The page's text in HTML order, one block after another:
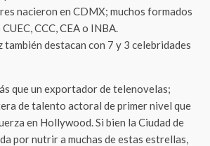
nacieron en CDMX; muchos formados
CCC, CEA o INBA.
también destacan con 7 y 3 celebridades
que un exportador de telenovelas;
de talento actoral de primer nivel que
en Hollywood. Si bien la Ciudad de
por nutrir a muchas de estas estrellas,